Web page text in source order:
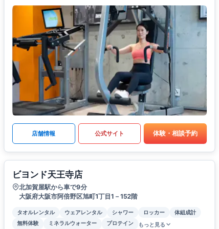
店舗情報 公式サイト 体験・相談予約
ビヨンド天王寺店
北加賀屋駅から車で9分
大阪府大阪市阿倍野区旭町1丁目1－152階
タオルレンタル ウェアレンタル シャワー ロッカー
体組成計
無料体験
ミネラルウォーター プロテイン もっと見る